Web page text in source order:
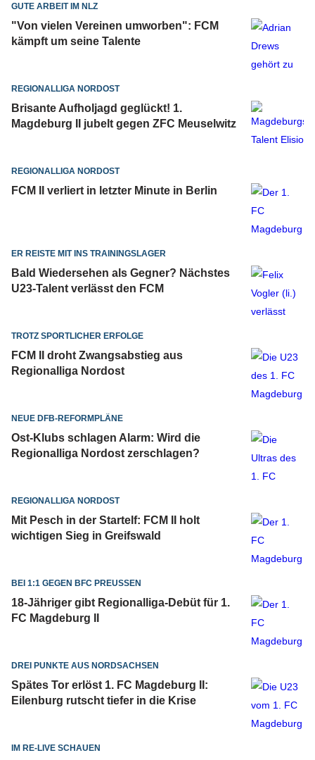
GUTE ARBEIT IM NLZ
"Von vielen Vereinen umworben": FCM
kämpft um seine Talente
REGIONALLIGA NORDOST
Brisante Aufholjagd geglückt! 1.
Magdeburg II jubelt gegen ZFC Meuselwitz
REGIONALLIGA NORDOST
FCM II verliert in letzter Minute in Berlin
ER REISTE MIT INS TRAININGSLAGER
Bald Wiedersehen als Gegner? Nächstes
U23-Talent verlässt den FCM
TROTZ SPORTLICHER ERFOLGE
FCM II droht Zwangsabstieg aus
Regionalliga Nordost
NEUE DFB-REFORMPLÄNE
Ost-Klubs schlagen Alarm: Wird die
Regionalliga Nordost zerschlagen?
REGIONALLIGA NORDOST
Mit Pesch in der Startelf: FCM II holt
wichtigen Sieg in Greifswald
BEI 1:1 GEGEN BFC PREUSSEN
18-Jähriger gibt Regionalliga-Debüt für 1.
FC Magdeburg II
DREI PUNKTE AUS NORDSACHSEN
Spätes Tor erlöst 1. FC Magdeburg II:
Eilenburg rutscht tiefer in die Krise
IM RE-LIVE SCHAUEN